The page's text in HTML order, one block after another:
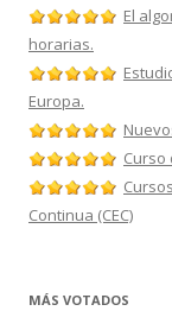
El
horarias.
Europa.
Curso
Continua (CEC)
MÁS VOTADOS